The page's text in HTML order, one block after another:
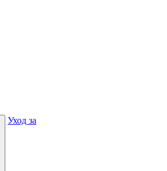
Уход за